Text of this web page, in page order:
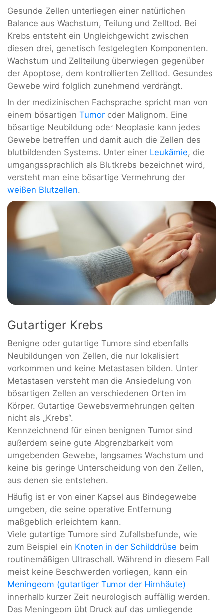
Gesunde Zellen unterliegen einer natürlichen
Balance aus Wachstum, Teilung und Zelltod. Bei
Krebs entsteht ein Ungleichgewicht zwischen
diesen drei, genetisch festgelegten Komponenten.
Wachstum und Zellteilung überwiegen gegenüber
der Apoptose, dem kontrollierten Zelltod. Gesundes
Gewebe wird folglich zunehmend verdrängt.
In der medizinischen Fachsprache spricht man von
einem bösartigen Tumor oder Malignom. Eine
bösartige Neubildung oder Neoplasie kann jedes
Gewebe betreffen und damit auch die Zellen des
blutbildenden Systems. Unter einer Leukämie, die
umgangssprachlich als Blutkrebs bezeichnet wird,
versteht man eine bösartige Vermehrung der
weißen Blutzellen.
Gutartiger Krebs
Benigne oder gutartige Tumore sind ebenfalls
Neubildungen von Zellen, die nur lokalisiert
vorkommen und keine Metastasen bilden. Unter
Metastasen versteht man die Ansiedelung von
bösartigen Zellen an verschiedenen Orten im
Körper. Gutartige Gewebsvermehrungen gelten
nicht als „Krebs“.
Kennzeichnend für einen benignen Tumor sind
außerdem seine gute Abgrenzbarkeit vom
umgebenden Gewebe, langsames Wachstum und
keine bis geringe Unterscheidung von den Zellen,
aus denen sie entstehen.
Häufig ist er von einer Kapsel aus Bindegewebe
umgeben, die seine operative Entfernung
maßgeblich erleichtern kann.
Viele gutartige Tumore sind Zufallsbefunde, wie
zum Beispiel ein Knoten in der Schilddrüse beim
routinemäßigen Ultraschall. Während in diesem Fall
meist keine Beschwerden vorliegen, kann ein
Meningeom (gutartiger Tumor der Hirnhäute)
innerhalb kurzer Zeit neurologisch auffällig werden.
Das Meningeom übt Druck auf das umliegende